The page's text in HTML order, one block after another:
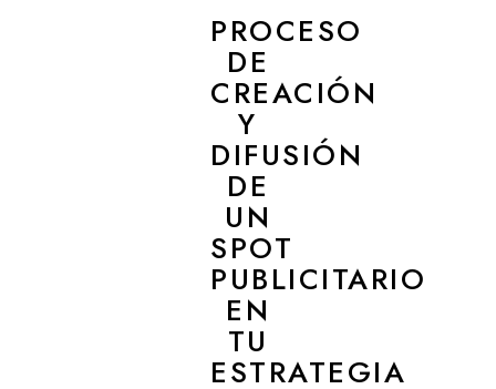
PROCESO
DE
CREACIÓN
Y
DIFUSIÓN
DE
UN
SPOT
PUBLICITARIO
EN
TU
ESTRATEGIA